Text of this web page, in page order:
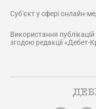
Суб'єкт у сфері онлайн-
Використання
згодою редакції «Дебет-